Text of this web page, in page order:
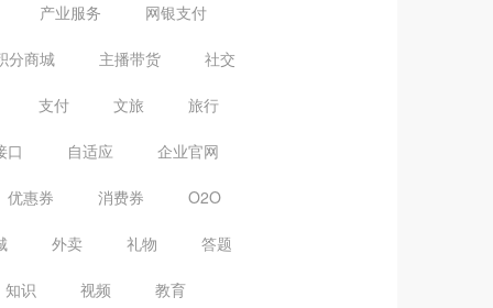
产业服务 网银支付
分商城 主播带货 社交
支付 文旅 旅行
口 自适应 企业官网
优惠券 消费券 O2O
外卖 礼物 答题
知识 视频 教育